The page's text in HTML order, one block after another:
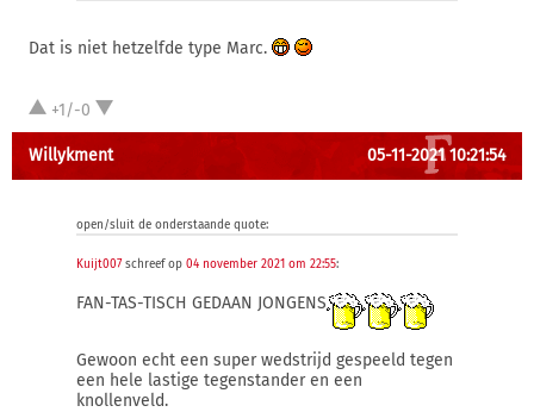
Dat is niet hetzelfde type Marc.
+1/-0
Willykment 05-11-2021 10:21:54
open/sluit de onderstaande quote:
Kuijt007schreef op 04 november 2021 om 22:55:
FAN-TAS-TISCH GEDAAN JONGENS
Gewoon echt een super wedstrijd gespeeld tegen
een hele lastige tegenstander en een
knollenveld.